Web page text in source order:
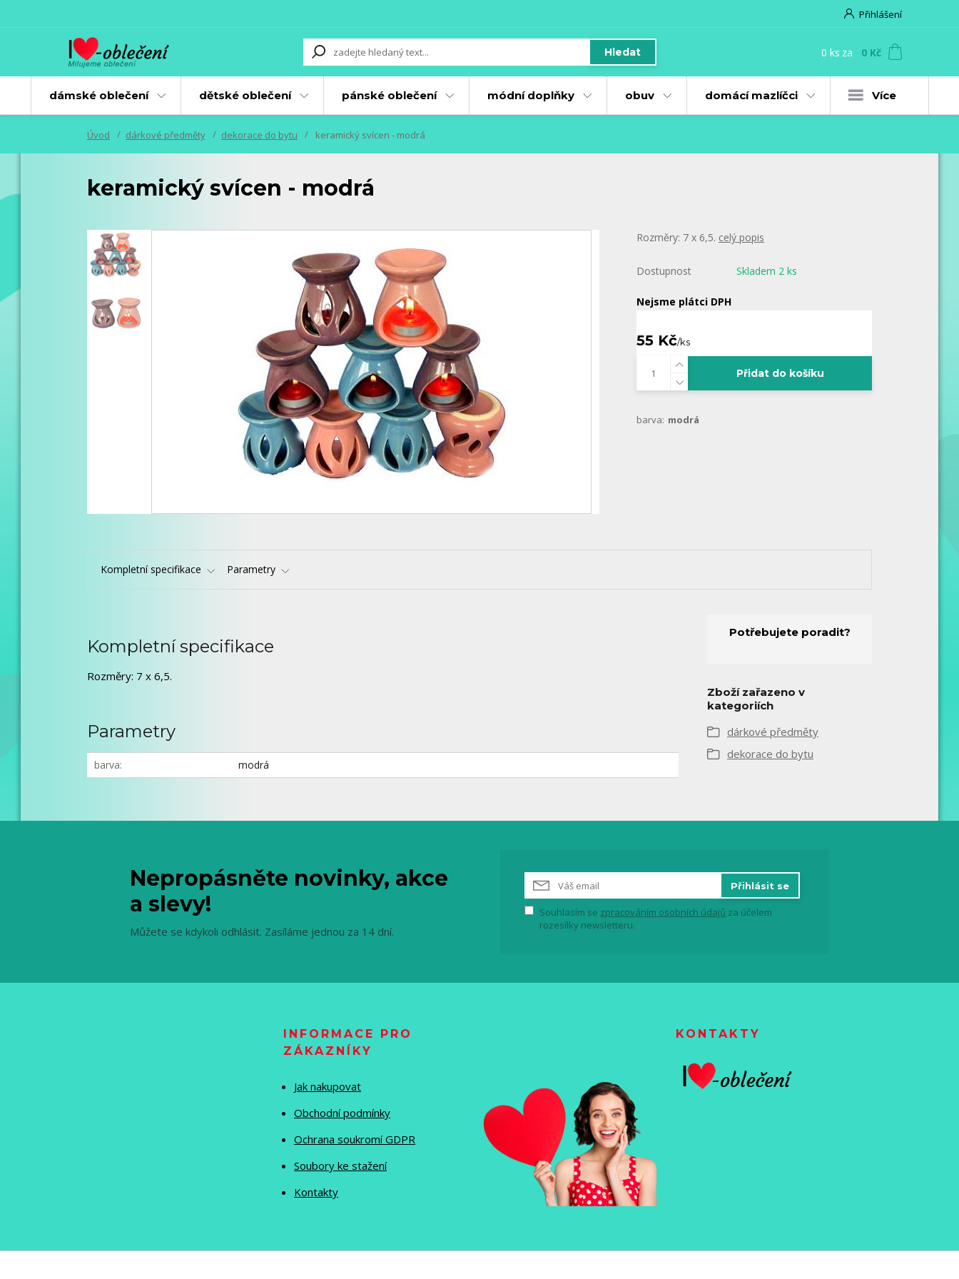
Přihlášení
Hledat 0 ks za 0 Kč
dámské oblečení dětské oblečení pánské oblečení módní doplňky obuv domácí mazlíčci Více
Úvod dárkové předměty dekorace do bytu keramický svícen - modrá
keramický svícen - modrá
Rozměry: 7 x 6,5. celý popis
Dostupnost Skladem 2 ks
Nejsme plátci DPH
55 Kč/ks
Přidat do košíku
barva: modrá
Kompletní specifikace Parametry
Kompletní specifikace
Rozměry: 7 x 6,5.
Parametry
barva modrá
Potřebujete poradit?
Zboží zařazeno v
kategoriích
dárkové předměty
dekorace do bytu
Nepropásněte novinky, akce
a slevy!
Můžete se kdykoli odhlásit. Zasíláme jednou za 14 dní.
Přihlásit se
Souhlasím se zpracováním osobních údajů za účelem
rozesílky newsletteru.
INFORMACE PRO
ZÁKAZNÍKY
Jak nakupovat
Obchodní podmínky
Ochrana soukromí GDPR
Soubory ke stažení
Kontakty
KONTAKTY